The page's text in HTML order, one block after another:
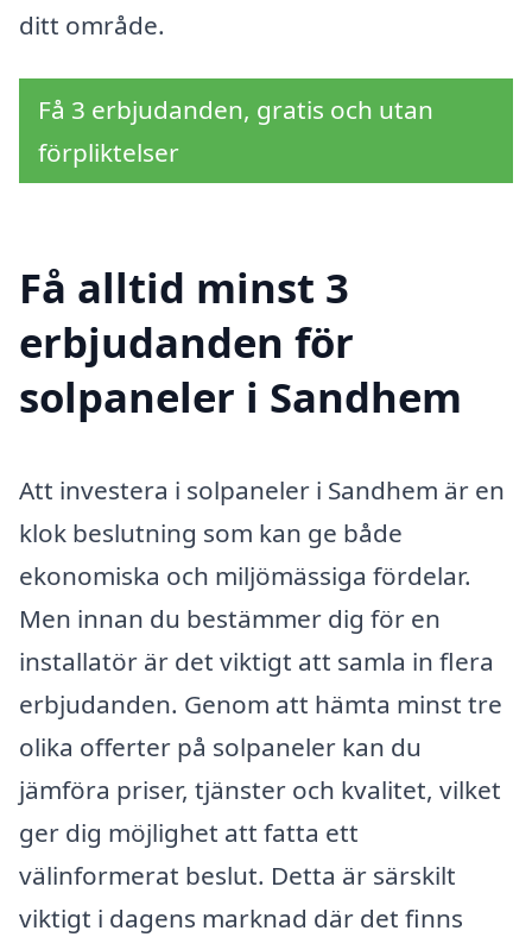
ditt område.
Få 3 erbjudanden, gratis och utan
förpliktelser
Få alltid minst 3
erbjudanden för
solpaneler i Sandhem
Att investera i solpaneler i Sandhem är en
klok beslutning som kan ge både
ekonomiska och miljömässiga fördelar.
Men innan du bestämmer dig för en
installatör är det viktigt att samla in flera
erbjudanden. Genom att hämta minst tre
olika offerter på solpaneler kan du
jämföra priser, tjänster och kvalitet, vilket
ger dig möjlighet att fatta ett
välinformerat beslut. Detta är särskilt
viktigt i dagens marknad där det finns